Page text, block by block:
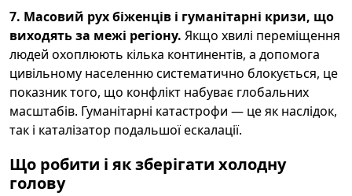
7. Масовий рух біженців і гуманітарні кризи, що
виходять за межі регіону. Якщо хвилі переміщення
людей охоплюють кілька континентів, а допомога
цивільному населенню систематично блокується, це
показник того, що конфлікт набуває глобальних
масштабів. Гуманітарні катастрофи — це як наслідок,
так і каталізатор подальшої ескалації.
Що робити і як зберігати холодну
голову